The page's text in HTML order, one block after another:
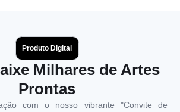
Produto Digital
Milhares de Artes
Prontas
com o nosso vibrante "Convite de